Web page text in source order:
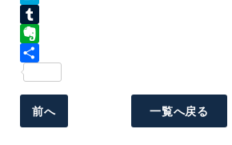
Hatena
Tumblr
Evernote
有
前へ
一覧へ戻る